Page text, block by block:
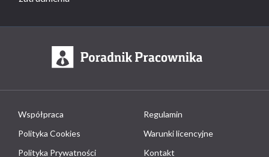
Współpraca
Regulamin
Polityka Cookies
Warunki licencyjne
Polityka Prywatności
Kontakt